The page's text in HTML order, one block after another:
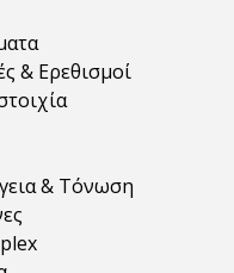
& Ερεθισμοί
& Τόνωση